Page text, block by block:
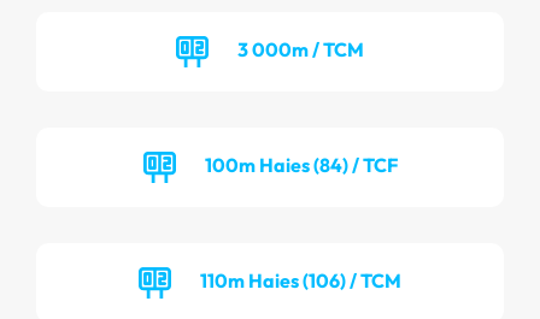
3 000m / TCM
100m Haies (84) / TCF
110m Haies (106) / TCM